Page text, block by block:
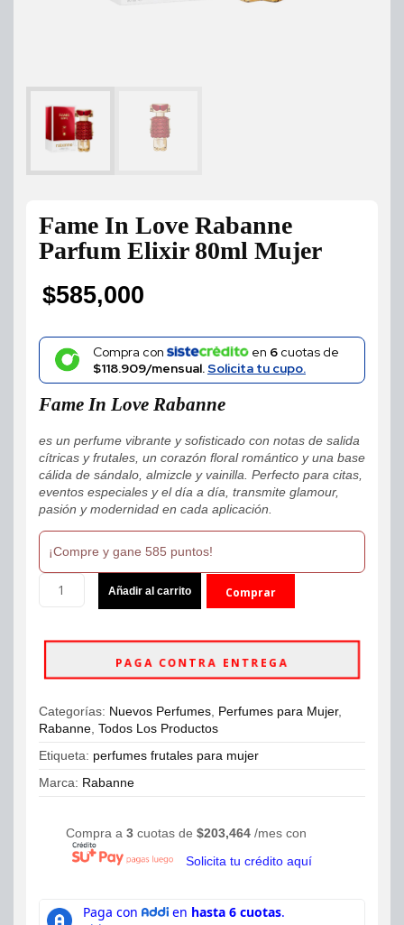
Fame In Love Rabanne
Parfum Elixir 80ml Mujer
$585,000
Compra con en 6cuotas de
$118.909/mensual.Solicita tu cupo.
Fame In Love Rabanne
es un perfume vibrante y sofisticado con notas de salida
cítricas y frutales, un corazón floral romántico y una base
cálida de sándalo, almizcle y vainilla. Perfecto para citas,
eventos especiales y el día a día, transmite glamour,
pasión y modernidad en cada aplicación.
¡Compre y gane 585 puntos!
80ml
cantidad
Añadir al carrito Comprar
PAGA CONTRA ENTREGA
Categorías: Nuevos Perfumes Perfumes para Mujer,
Rabanne Todos Los Productos
Etiqueta: perfumes frutales para mujer
Marca: Rabanne
Compra a 3 cuotas de $203,464 /mes con
Solicita tu crédito aquí